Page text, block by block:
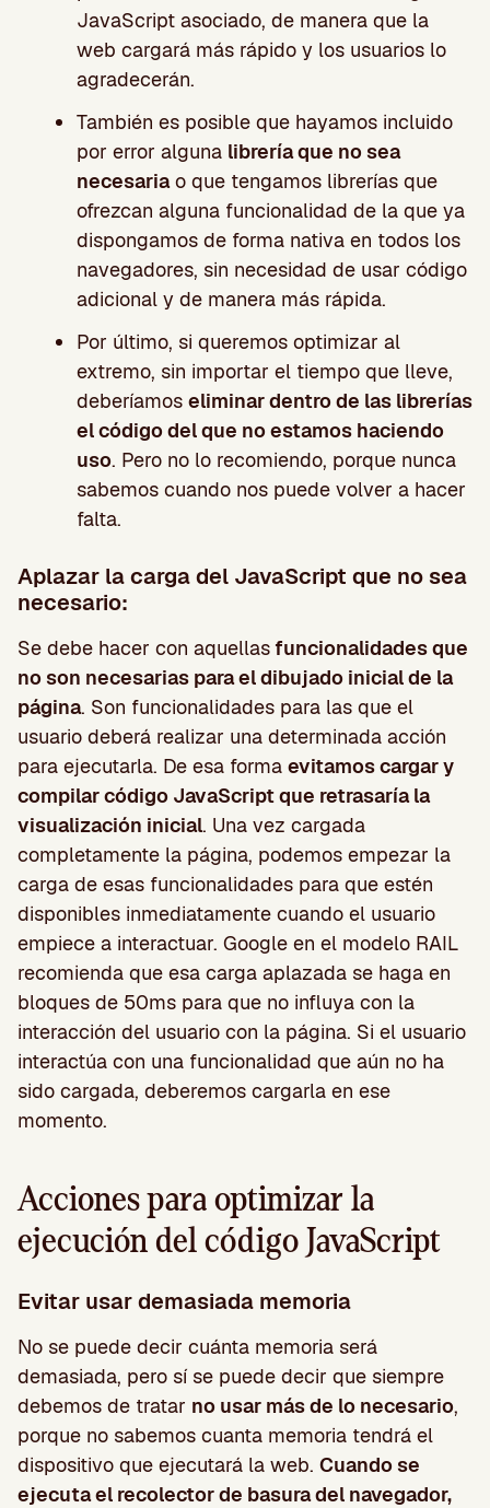
JavaScript asociado, de manera que la
web cargará más rápido y los usuarios lo
agradecerán.
También es posible que hayamos incluido
por error alguna librería que no sea
necesariao que tengamos librerías que
ofrezcan alguna funcionalidad de la que ya
dispongamos de forma nativa en todos los
navegadores, sin necesidad de usar código
adicional y de manera más rápida.
Por último, si queremos optimizar al
extremo, sin importar el tiempo que lleve,
deberíamos eliminar dentro de las librerías
el código del que no estamos haciendo
uso. Pero no lo recomiendo, porque nunca
sabemos cuando nos puede volver a hacer
falta.
Aplazar la carga del JavaScript que no sea
necesario:
Se debe hacer con aquellas funcionalidades que
no son necesarias para el dibujado inicial de la
página. Son funcionalidades para las que el
usuario deberá realizar una determinada acción
para ejecutarla. De esa forma evitamos cargar y
compilar código JavaScript que retrasaría la
visualización inicial. Una vez cargada
completamente la página, podemos empezar la
carga de esas funcionalidades para que estén
disponibles inmediatamente cuando el usuario
empiece a interactuar. Google en el modelo RAIL
recomienda que esa carga aplazada se haga en
bloques de 50ms para que no influya con la
interacción del usuario con la página. Si el usuario
interactúa con una funcionalidad que aún no ha
sido cargada, deberemos cargarla en ese
momento.
Acciones para optimizar la
ejecución del código JavaScript
Evitar usar demasiada memoria
No se puede decir cuánta memoria será
demasiada, pero sí se puede decir que siempre
debemos de tratar no usar más de lo necesario,
porque no sabemos cuanta memoria tendrá el
dispositivo que ejecutará la web. Cuando se
ejecuta el recolector de basura del navegador,